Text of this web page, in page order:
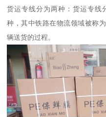
货运专线分为两种：货运专线
种，其中铁路在物流领域被称
辆送货的过程。